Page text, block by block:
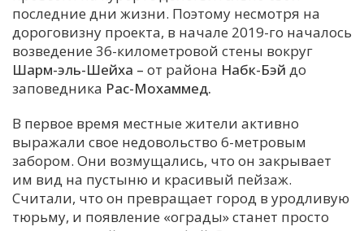
последние дни жизни. Поэтому несмотря на
дороговизну проекта, в начале 2019-го началось
возведение 36-километровой стены вокруг
Шарм-эль-Шейха – от района Набк-Бэй до
заповедника Рас-Мохаммед.
В первое время местные жители активно
выражали свое недовольство 6-метровым
забором. Они возмущались, что он закрывает
им вид на пустыню и красивый пейзаж.
Считали, что он превращает город в уродливую
тюрьму, и появление «ограды» станет просто